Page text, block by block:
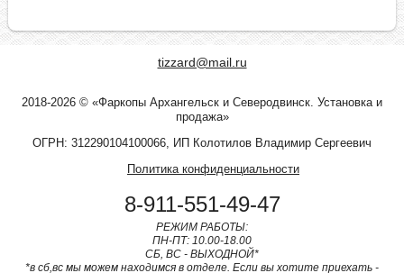
tizzard@mail.ru
2018-2026 © «Фаркопы Архангельск и Северодвинск. Установка и
продажа»
ОГРН: 312290104100066, ИП Колотилов Владимир Сергеевич
Политика конфиденциальности
8-911-551-49-47
РЕЖИМ РАБОТЫ:
ПН-ПТ: 10.00-18.00
СБ, ВС - ВЫХОДНОЙ*
*в сб,вс мы можем находимся в отделе. Если вы хотите приехать -